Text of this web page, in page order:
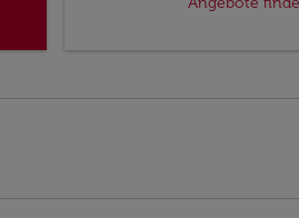
PNH–GVA: cmp-
PNH–GVA: